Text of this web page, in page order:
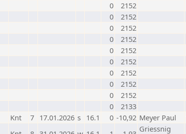
0
2152
0
2152
0
2152
0
2152
0
2152
0
2152
0
2152
0
2152
0
2152
0
2133
Knt 7 17.01.2026 s 16.1 0 -10,92 Meyer Paul
Griessnig